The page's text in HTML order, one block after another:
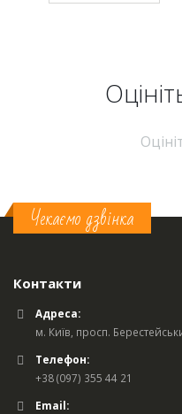
Чекаємо дзвінка
Контакти
Адреса:
м. Київ, просп.
Телефон:
+38 (097) 355 44 21
Email: